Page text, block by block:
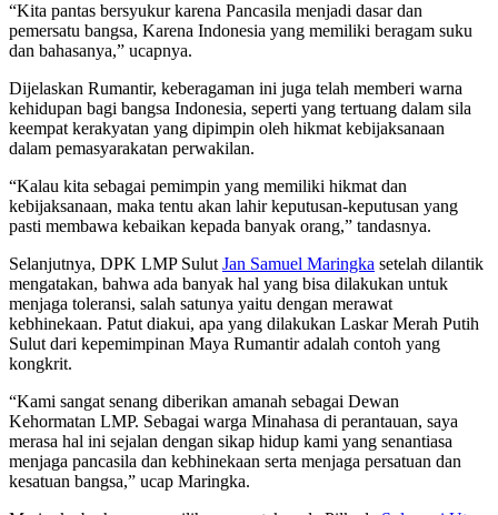
“Kita pantas bersyukur karena Pancasila menjadi dasar dan
pemersatu bangsa, Karena Indonesia yang memiliki beragam suku
dan bahasanya,” ucapnya.
Dijelaskan Rumantir, keberagaman ini juga telah memberi warna
kehidupan bagi bangsa Indonesia, seperti yang tertuang dalam sila
keempat kerakyatan yang dipimpin oleh hikmat kebijaksanaan
dalam pemasyarakatan perwakilan.
“Kalau kita sebagai pemimpin yang memiliki hikmat dan
kebijaksanaan, maka tentu akan lahir keputusan-keputusan yang
pasti membawa kebaikan kepada banyak orang,” tandasnya.
Selanjutnya, DPK LMP Sulut Jan Samuel Maringka setelah dilantik
mengatakan, bahwa ada banyak hal yang bisa dilakukan untuk
menjaga toleransi, salah satunya yaitu dengan merawat
kebhinekaan. Patut diakui, apa yang dilakukan Laskar Merah Putih
Sulut dari kepemimpinan Maya Rumantir adalah contoh yang
kongkrit.
“Kami sangat senang diberikan amanah sebagai Dewan
Kehormatan LMP. Sebagai warga Minahasa di perantauan, saya
merasa hal ini sejalan dengan sikap hidup kami yang senantiasa
menjaga pancasila dan kebhinekaan serta menjaga persatuan dan
kesatuan bangsa,” ucap Maringka.